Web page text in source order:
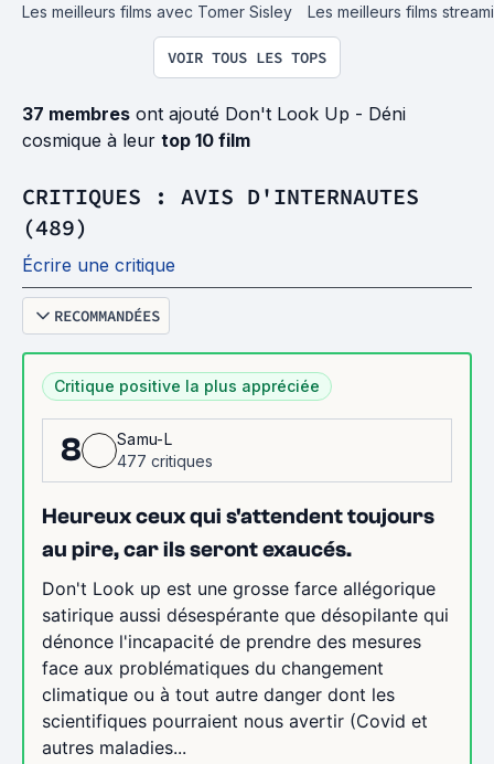
Les meilleurs films avec Tomer Sisley Les meilleurs films
VOIR TOUS LES TOPS
37 membres ont ajouté Don't Look Up - Déni
cosmique à leur top 10 film
CRITIQUES : AVIS D'INTERNAUTES
(489)
Écrire une critique
RECOMMANDÉES
Critique positive la plus appréciée
8
Samu-L
477 critiques
Heureux ceux qui s'attendent toujours
au pire, car ils seront exaucés.
Don't Look up est une grosse farce allégorique
satirique aussi désespérante que désopilante qui
dénonce l'incapacité de prendre des mesures
face aux problématiques du changement
climatique ou à tout autre danger dont les
scientifiques pourraient nous avertir (Covid et
autres maladies...